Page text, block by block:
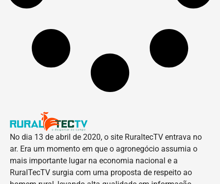
No dia 13 de abril de 2020, o site RuraltecTV entrava no
ar. Era um momento em que o agronegócio assumia o
mais importante lugar na economia nacional e a
RuralTecTV surgia com uma proposta de respeito ao